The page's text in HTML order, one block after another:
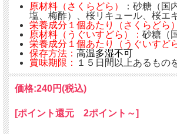
原材料（さくらどら）
：砂糖（国
塩、梅酢）、桜リキュール、桜エ
栄養成分１個あたり（さくらどら）
原材料（うぐいすどら）： 砂糖（
栄養成分１個あたり（うぐいすどら
保存方法： 高温多湿不可
賞味期限：
１５日間以上あるもの
価格:240円(税込)
[ポイント還元 2ポイント～]